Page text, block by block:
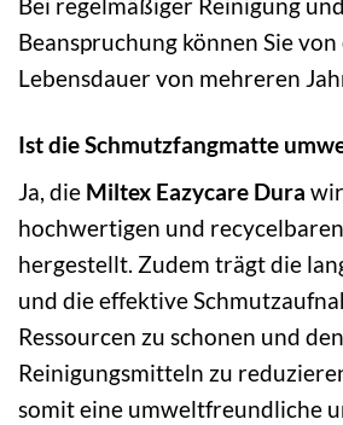
Beanspruchung können Sie
Lebensdauer von mehreren
Ist die Schmutzfangmatte
Ja, die Miltex Eazycare Dura
hochwertigen und
hergestellt. Zudem trägt die
und die effektive
Ressourcen zu schonen und
Reinigungsmitteln zu
somit eine umweltfreundliche